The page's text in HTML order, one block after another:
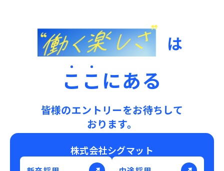
は
こ こ にある
皆様のエントリーをお待ちして
おります。
株式会社シグマット